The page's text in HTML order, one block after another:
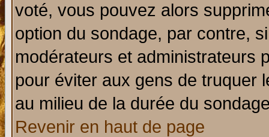
voté, vous pouvez alors
option du sondage, par contre,
modérateurs et administrateurs
pour éviter aux gens de truquer
au milieu de la durée du
Revenir en haut de page